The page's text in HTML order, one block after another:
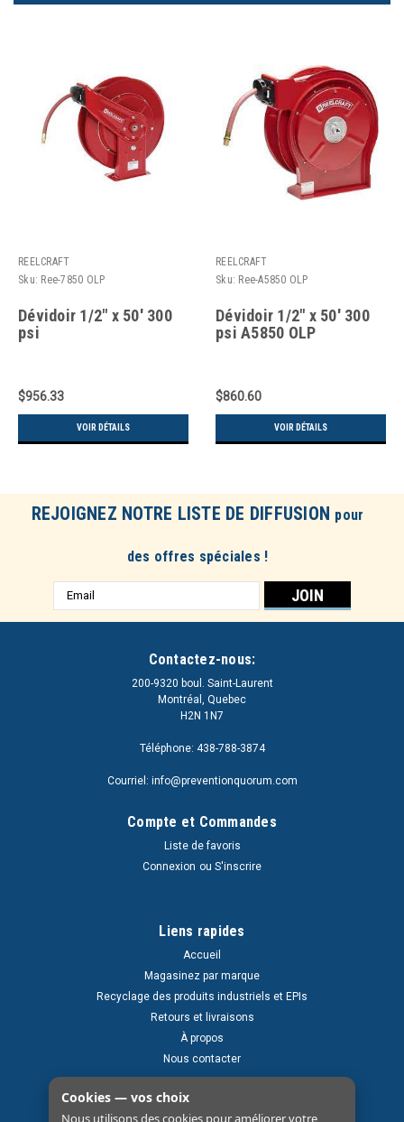
REELCRAFT
Sku: Ree-7850 OLP
Dévidoir 1/2" x 50' 300
psi
$956.33
VOIR DÉTAILS
REELCRAFT
Sku: Ree-A5850 OLP
Dévidoir 1/2" x 50' 300
psi A5850 OLP
$860.60
VOIR DÉTAILS
REJOIGNEZ NOTRE LISTE DE DIFFUSION pour
des offres spéciales !
Adresse
e-
Contactez-nous:
200-9320 boul. Saint-Laurent
Montréal, Quebec
H2N 1N7
Téléphone: 438-788-3874
Courriel: info@preventionquorum.com
Compte et Commandes
Liste de favoris
Connexion ou S'inscrire
Liens rapides
Accueil
Magasinez par marque
Recyclage des produits industriels et EPIs
Retours et livraisons
À propos
Nous contacter
Cookies — vos choix
Nous utilisons des cookies pour améliorer votre